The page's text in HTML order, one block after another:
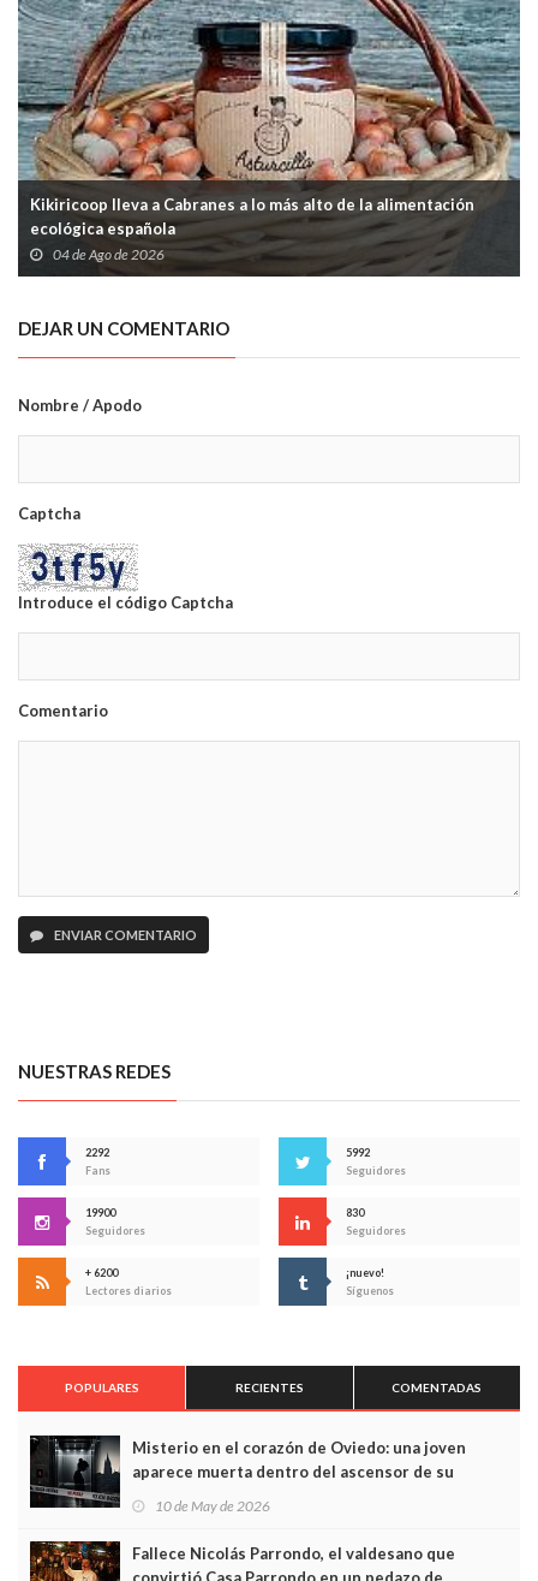
Kikiricoop lleva a Cabranes a lo más alto de la alimentación
ecológica española
04 de Ago de 2026
DEJAR UN COMENTARIO
Nombre / Apodo
Captcha
Introduce el código Captcha
Comentario
ENVIAR COMENTARIO
NUESTRAS REDES
2292
Fans
5992
Seguidores
19900
Seguidores
830
Seguidores
+ 6200
Lectores diarios
¡nuevo!
Síguenos
POPULARES RECIENTES COMENTADAS
Misterio en el corazón de Oviedo: una joven
aparece muerta dentro del ascensor de su
edificio y las cámaras captan sus últimos minutos
10 de May de 2026
Fallece Nicolás Parrondo, el valdesano que